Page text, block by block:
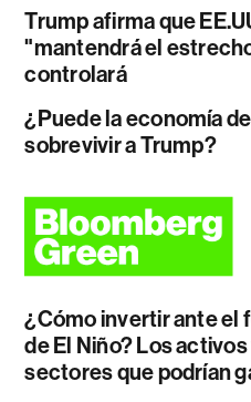
Trump afirma que
"mantendrá el
controlará
¿Puede la economía
sobrevivir a Trump?
¿Cómo invertir ante el
de El Niño? Los activos
sectores que podrían